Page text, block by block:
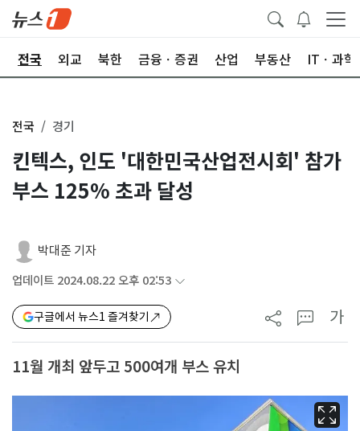
전국 외교 북한 금융ㆍ증권 산업 부동산 ITㆍ과학
전국 경기
킨텍스, 인도 '대한민국산업전시회' 참가
부스 125% 초과 달성
박대준 기자
업데이트 2024.08.22 오후 02:53
구글에서 뉴스1 즐겨찾기 가
11월 개최 앞두고 500여개 부스 유치